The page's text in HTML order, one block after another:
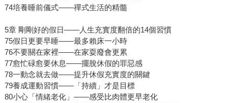
74培養睡前儀式——禪式生活的精髓
5章 剛剛好的假日——人生充實度翻倍的14個習慣
75假日更要早睡——最多賴床一小時
76不要關在家裡——在家耍廢會更累
77愈忙碌愈要休息——擺脫休假的罪惡感
78一動念就去做——提升休假充實度的關鍵
79養成運動習慣——「持續」才是目標
80小心「情緒老化」——感受比肉體更早老化